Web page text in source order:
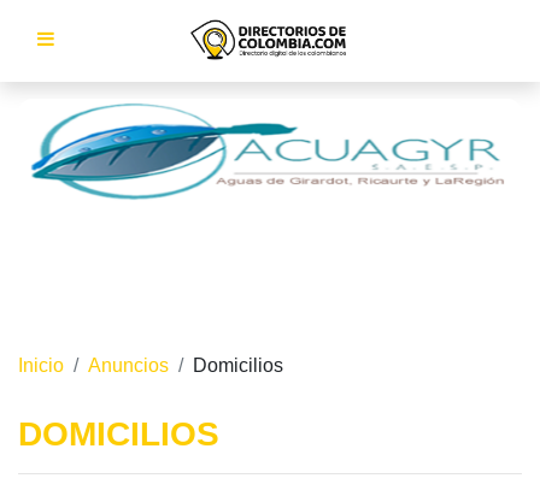
Inicio Anuncios Domicilios
DOMICILIOS